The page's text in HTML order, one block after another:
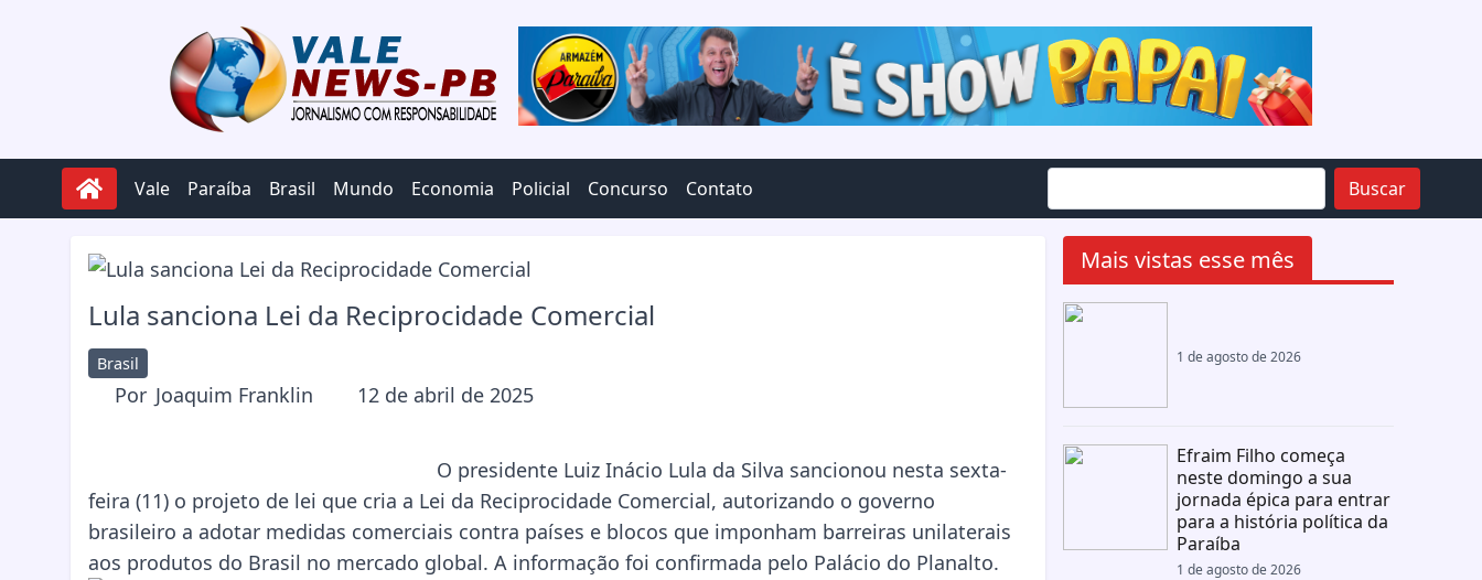
Vale Paraíba Brasil Mundo Economia Policial Concurso Contato Buscar
Lula sanciona Lei da Reciprocidade Comercial
Brasil
Por Joaquim Franklin 12 de abril de 2025
O presidente Luiz Inácio Lula da Silva sancionou nesta sexta-
feira (11) o projeto de lei que cria a Lei da Reciprocidade Comercial, autorizando o governo
brasileiro a adotar medidas comerciais contra países e blocos que imponham barreiras unilaterais
aos produtos do Brasil no mercado global. A informação foi confirmada pelo Palácio do Planalto.
Mais vistas esse mês
1 de agosto de 2026
Efraim Filho começa
neste domingo a sua
jornada épica para entrar
para a história política da
Paraíba
1 de agosto de 2026